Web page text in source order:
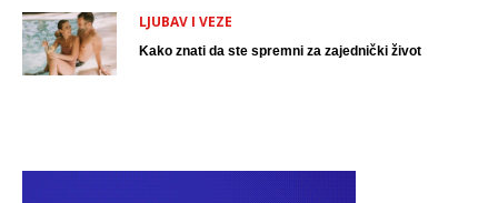
LJUBAV I VEZE
Kako znati da ste spremni za zajednički život